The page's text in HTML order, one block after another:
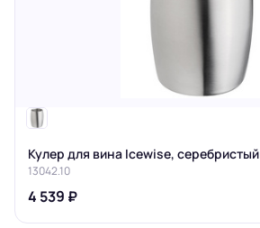
Кулер для вина Icewise, серебристый
13042.10
4 539 ₽